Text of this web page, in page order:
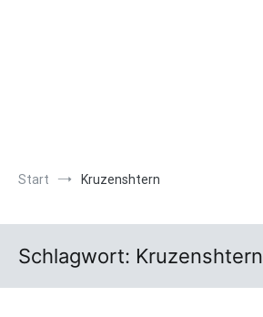
Start Kruzenshtern
Schlagwort: Kruzenshtern